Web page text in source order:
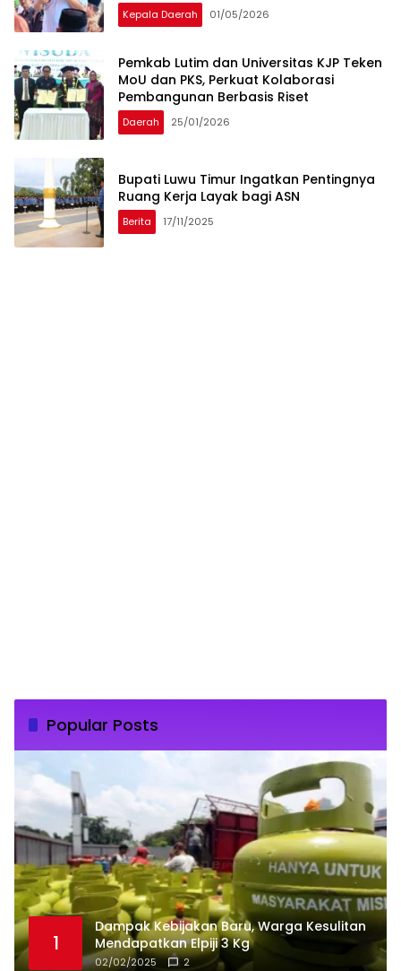
Kepala Daerah 01/05/2026
Pemkab Lutim dan Universitas KJP Teken
MoU dan PKS, Perkuat Kolaborasi
Pembangunan Berbasis Riset
Daerah 25/01/2026
Bupati Luwu Timur Ingatkan Pentingnya
Ruang Kerja Layak bagi ASN
Berita 17/11/2025
Popular Posts
1
Dampak Kebijakan Baru, Warga Kesulitan
Mendapatkan Elpiji 3 Kg
02/02/2025 2